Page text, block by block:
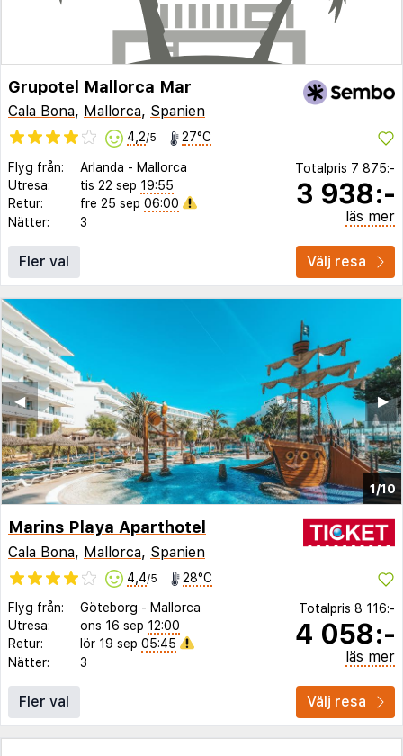
Grupotel Mallorca Mar
Cala Bona, Mallorca, Spanien
4,2/5 27°C
Flyg från: Arlanda - Mallorca
Utresa:
tis 22 sep 19:55
Retur:
fre 25 sep 06:00
Nätter:
3
Totalpris 7 875:-
3 938:-
läs mer
Fler val Välj resa
1/10
▶︎
◀︎
Marins Playa Aparthotel
Cala Bona, Mallorca, Spanien
4,4/5 28°C
Flyg från: Göteborg - Mallorca
Utresa:
ons 16 sep 12:00
Retur:
lör 19 sep 05:45
Nätter:
3
Totalpris 8 116:-
4 058:-
läs mer
Fler val Välj resa